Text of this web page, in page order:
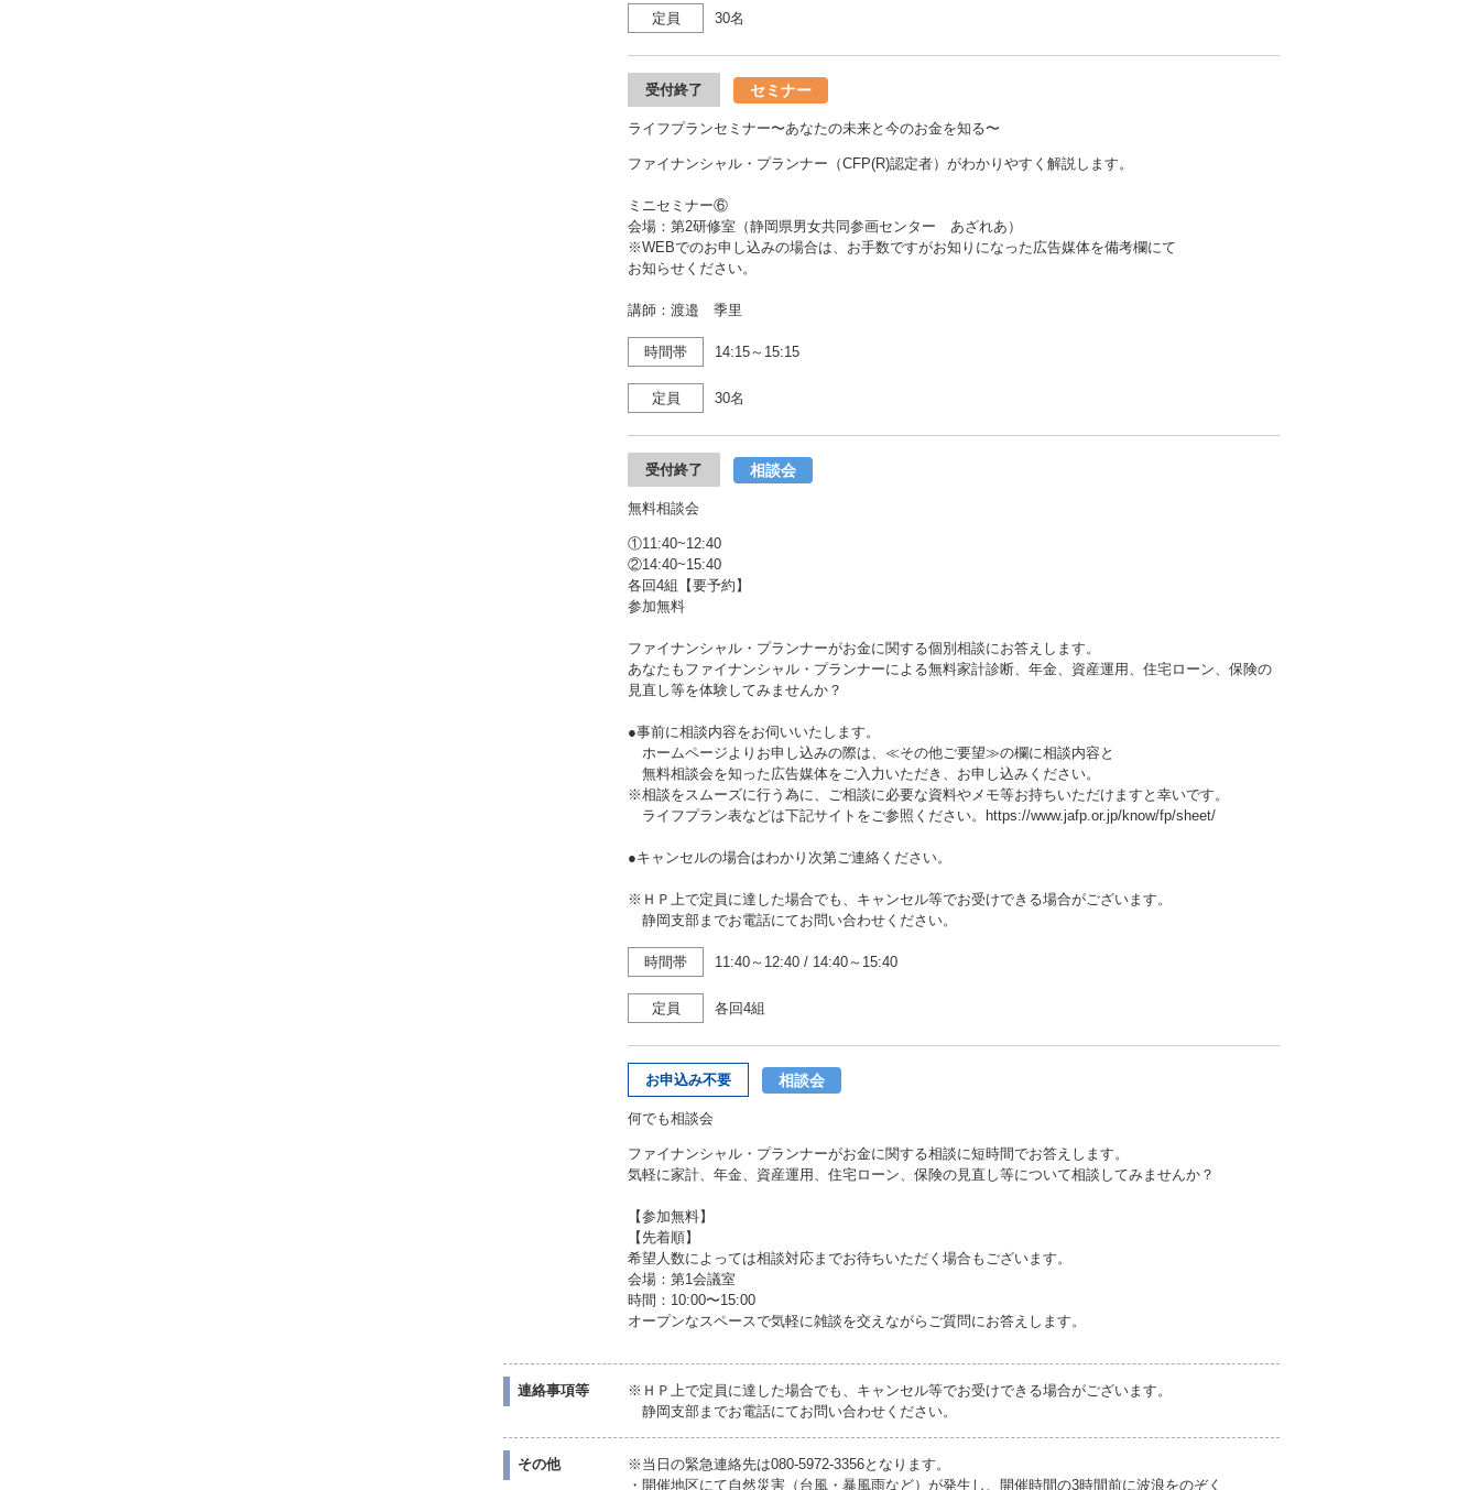
定員 30名
受付終了 セミナー
ライフプランセミナー〜あなたの未来と今のお金を知る〜
ファイナンシャル・プランナー（CFP(R)認定者）がわかりやすく解説します。
ミニセミナー⑥
会場：第2研修室（静岡県男女共同参画センター あざれあ）
※WEBでのお申し込みの場合は、お手数ですがお知りになった広告媒体を備考欄にて
お知らせください。
講師：渡邉 季里
時間帯 14:15～15:15
定員 30名
受付終了 相談会
無料相談会
①11:40~12:40
②14:40~15:40
各回4組【要予約】
参加無料
ファイナンシャル・プランナーがお金に関する個別相談にお答えします。
あなたもファイナンシャル・プランナーによる無料家計診断、年金、資産運用、住宅ローン、保険の
見直し等を体験してみませんか？
●事前に相談内容をお伺いいたします。
ホームページよりお申し込みの際は、≪その他ご要望≫の欄に相談内容と
無料相談会を知った広告媒体をご入力いただき、お申し込みください。
※相談をスムーズに行う為に、ご相談に必要な資料やメモ等お持ちいただけますと幸いです。
ライフプラン表などは下記サイトをご参照ください。https://www.jafp.or.jp/know/fp/sheet/
●キャンセルの場合はわかり次第ご連絡ください。
※ＨＰ上で定員に達した場合でも、キャンセル等でお受けできる場合がございます。
静岡支部までお電話にてお問い合わせください。
時間帯 11:40～12:40 / 14:40～15:40
定員 各回4組
お申込み不要 相談会
何でも相談会
ファイナンシャル・プランナーがお金に関する相談に短時間でお答えします。
気軽に家計、年金、資産運用、住宅ローン、保険の見直し等について相談してみませんか？
【参加無料】
【先着順】
希望人数によっては相談対応までお待ちいただく場合もございます。
会場：第1会議室
時間：10:00〜15:00
オープンなスペースで気軽に雑談を交えながらご質問にお答えします。
連絡事項等
※ＨＰ上で定員に達した場合でも、キャンセル等でお受けできる場合がございます。
静岡支部までお電話にてお問い合わせください。
その他
※当日の緊急連絡先は080-5972-3356となります。
・開催地区にて自然災害（台風・暴風雨など）が発生し、開催時間の3時間前に波浪をのぞく